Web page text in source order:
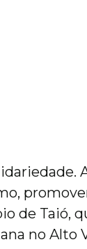
de Taió,
no Alto